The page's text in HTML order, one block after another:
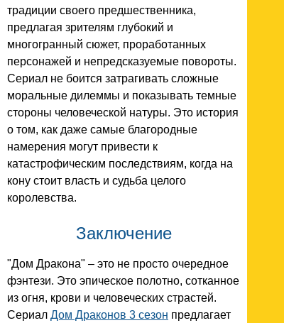
традиции своего предшественника,
предлагая зрителям глубокий и
многогранный сюжет, проработанных
персонажей и непредсказуемые повороты.
Сериал не боится затрагивать сложные
моральные дилеммы и показывать темные
стороны человеческой натуры. Это история
о том, как даже самые благородные
намерения могут привести к
катастрофическим последствиям, когда на
кону стоит власть и судьба целого
королевства.
Заключение
"Дом Дракона" – это не просто очередное
фэнтези. Это эпическое полотно, сотканное
из огня, крови и человеческих страстей.
Сериал Дом Драконов 3 сезон предлагает